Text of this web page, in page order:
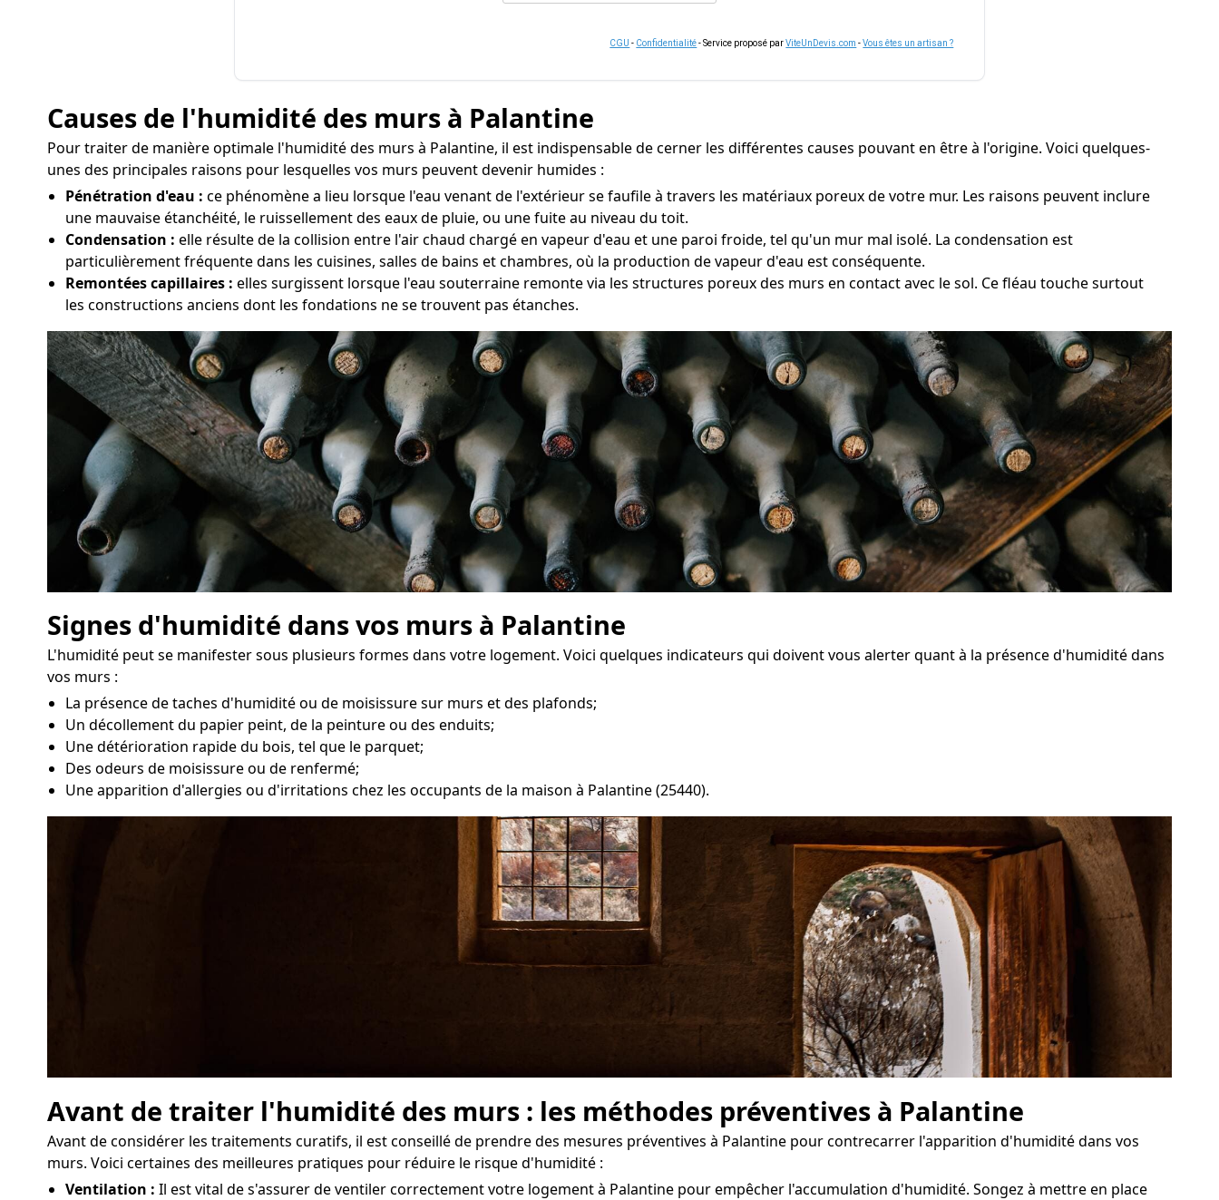
CGU - Confidentialité- Service proposé parViteUnDevis.com -Vous êtes un artisan ?
Causes de l'humidité des murs à Palantine
Pour traiter de manière optimale l'humidité des murs à Palantine, il est indispensable de cerner les différentes causes pouvant en être à l'origine. Voici quelques-
unes des principales raisons pour lesquelles vos murs peuvent devenir humides :
Pénétration d'eau : ce phénomène a lieu lorsque l'eau venant de l'extérieur se faufile à travers les matériaux poreux de votre mur. Les raisons peuvent inclure
une mauvaise étanchéité, le ruissellement des eaux de pluie, ou une fuite au niveau du toit.
Condensation : elle résulte de la collision entre l'air chaud chargé en vapeur d'eau et une paroi froide, tel qu'un mur mal isolé. La condensation est
particulièrement fréquente dans les cuisines, salles de bains et chambres, où la production de vapeur d'eau est conséquente.
Remontées capillaires : elles surgissent lorsque l'eau souterraine remonte via les structures poreux des murs en contact avec le sol. Ce fléau touche surtout
les constructions anciens dont les fondations ne se trouvent pas étanches.
Signes d'humidité dans vos murs à Palantine
L'humidité peut se manifester sous plusieurs formes dans votre logement. Voici quelques indicateurs qui doivent vous alerter quant à la présence d'humidité dans
vos murs :
La présence de taches d'humidité ou de moisissure sur murs et des plafonds;
Un décollement du papier peint, de la peinture ou des enduits;
Une détérioration rapide du bois, tel que le parquet;
Des odeurs de moisissure ou de renfermé;
Une apparition d'allergies ou d'irritations chez les occupants de la maison à Palantine (25440).
Avant de traiter l'humidité des murs : les méthodes préventives à Palantine
Avant de considérer les traitements curatifs, il est conseillé de prendre des mesures préventives à Palantine pour contrecarrer l'apparition d'humidité dans vos
murs. Voici certaines des meilleures pratiques pour réduire le risque d'humidité :
Ventilation : Il est vital de s'assurer de ventiler correctement votre logement à Palantine pour empêcher l'accumulation d'humidité. Songez à mettre en place